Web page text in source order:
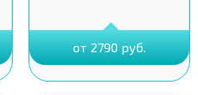
от 2790 руб.